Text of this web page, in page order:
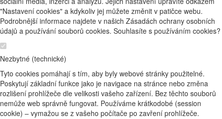
"Nastavení cookies" a kdykoliv jej můžete změnit v patičce webu.
Podrobnější informace najdete v našich Zásadách ochrany osobních
údajů a používání souborů cookies. Souhlasíte s používáním cookies?
Nezbytné (technické)
Tyto cookies pomáhají s tím, aby byly webové stránky použitelné.
Poskytují základní funkce jako je navigace na stránce nebo změna
rozlišení prohlížeče dle velikosti vašeho zařízení. Bez těchto souborů
nemůže web správně fungovat. Používáme krátkodobé (session
cookie) – vymažou se z vašeho počítače po zavření prohlížeče.